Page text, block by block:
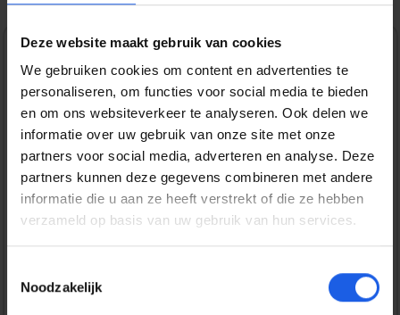
Deze website maakt gebruik van cookies
We gebruiken cookies om content en advertenties te
personaliseren, om functies voor social media te bieden
en om ons websiteverkeer te analyseren. Ook delen we
informatie over uw gebruik van onze site met onze
partners voor social media, adverteren en analyse. Deze
partners kunnen deze gegevens combineren met andere
informatie die u aan ze heeft verstrekt of die ze hebben
verzameld op basis van uw gebruik van hun services.
Noodzakelijk
Normale prijs:
€ 34,99
Prijzen incl. BTW en excl. verzendkosten
Bestel nu
Productnummer:
APPMYQT3ZMA
EAN:
195949775390
Merk: